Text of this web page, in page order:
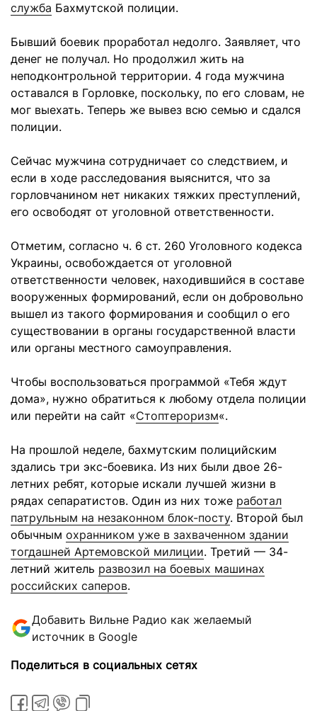
служба Бахмутской полиции.
Бывший боевик проработал недолго. Заявляет, что
денег не получал. Но продолжил жить на
неподконтрольной территории. 4 года мужчина
оставался в Горловке, поскольку, по его словам, не
мог выехать. Теперь же вывез всю семью и сдался
полиции.
Сейчас мужчина сотрудничает со следствием, и
если в ходе расследования выяснится, что за
горловчанином нет никаких тяжких преступлений,
его освободят от уголовной ответственности.
Отметим, согласно ч. 6 ст. 260 Уголовного кодекса
Украины, освобождается от уголовной
ответственности человек, находившийся в составе
вооруженных формирований, если он добровольно
вышел из такого формирования и сообщил о его
существовании в органы государственной власти
или органы местного самоуправления.
Чтобы воспользоваться программой «Тебя ждут
дома», нужно обратиться к любому отдела полиции
или перейти на сайт «Стоптероризм«.
На прошлой неделе, бахмутским полицийским
здались три экс-боевика. Из них были двое 26-
летних ребят, которые искали лучшей жизни в
рядах сепаратистов. Один из них тоже работал
патрульным на незаконном блок-посту. Второй был
обычным охранником уже в захваченном здании
тогдашней Артемовской милиции. Третий — 34-
летний житель развозил на боевых машинах
российских саперов.
Добавить Вильне Радио как желаемый
источник в Google
Поделиться в социальных сетях